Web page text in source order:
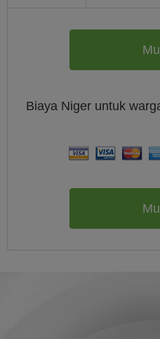
Biaya Niger untuk